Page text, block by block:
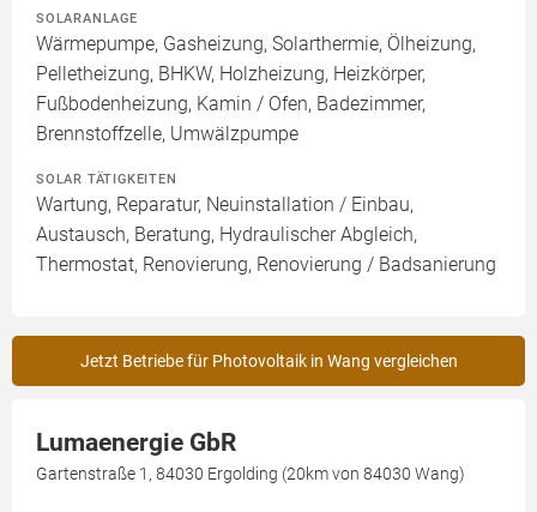
SOLARANLAGE
Wärmepumpe, Gasheizung, Solarthermie, Ölheizung,
Pelletheizung, BHKW, Holzheizung, Heizkörper,
Fußbodenheizung, Kamin / Ofen, Badezimmer,
Brennstoffzelle, Umwälzpumpe
SOLAR TÄTIGKEITEN
Wartung, Reparatur, Neuinstallation / Einbau,
Austausch, Beratung, Hydraulischer Abgleich,
Thermostat, Renovierung, Renovierung / Badsanierung
Jetzt Betriebe für Photovoltaik in Wang vergleichen
Lumaenergie GbR
Gartenstraße 1, 84030 Ergolding (20km von 84030 Wang)